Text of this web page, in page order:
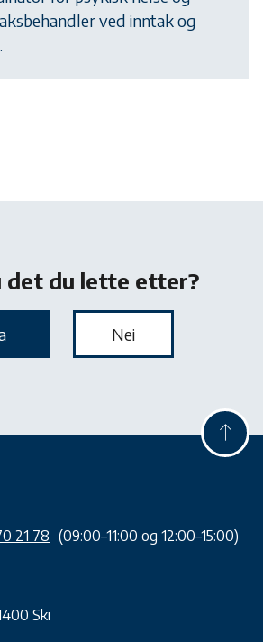
ved inntak og
21 78 (09:00–11:00 og 12:00–15:00)
Ski